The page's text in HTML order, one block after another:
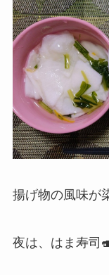
揚げ物の風味が
夜は、はま寿司